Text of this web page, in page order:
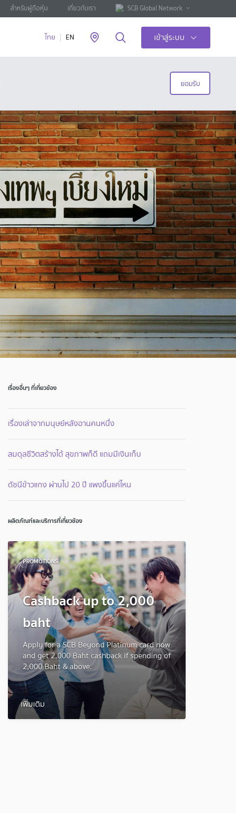
สำหรับผู้ถือหุ้น เกี่ยวกับเรา SCB Global Network
ไทย EN เข้าสู่ระบบ
ยอมรับ
เรื่องอื่นๆ ที่เกี่ยวข้อง
เรื่องเล่าจากมนุษย์หลังอานคนหนึ่ง
สมดุลชีวิตสร้างได้ สุขภาพก็ดี แถมมีเงินเก็บ
ดัชนีข้าวแกง ผ่านไป 20 ปี แพงขึ้นแค่ไหน
ผลิตภัณฑ์และบริการที่เกี่ยวข้อง
PROMOTIONS
Cashback up to 2,000
baht
Apply for a SCB Beyond Platinum card now
and get 2,000 Baht cashback if spending of
2,000 Baht & above.
เพิ่มเติม